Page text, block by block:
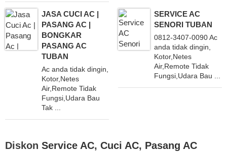
JASA CUCI AC |
PASANG AC |
BONGKAR
PASANG AC
TUBAN
Ac anda tidak dingin,
Kotor,Netes
Air,Remote Tidak
Fungsi,Udara Bau
Tak ...
SERVICE AC
SENORI TUBAN
0812-3407-0090 Ac
anda tidak dingin,
Kotor,Netes
Air,Remote Tidak
Fungsi,Udara Bau ...
Diskon Service AC, Cuci AC, Pasang AC